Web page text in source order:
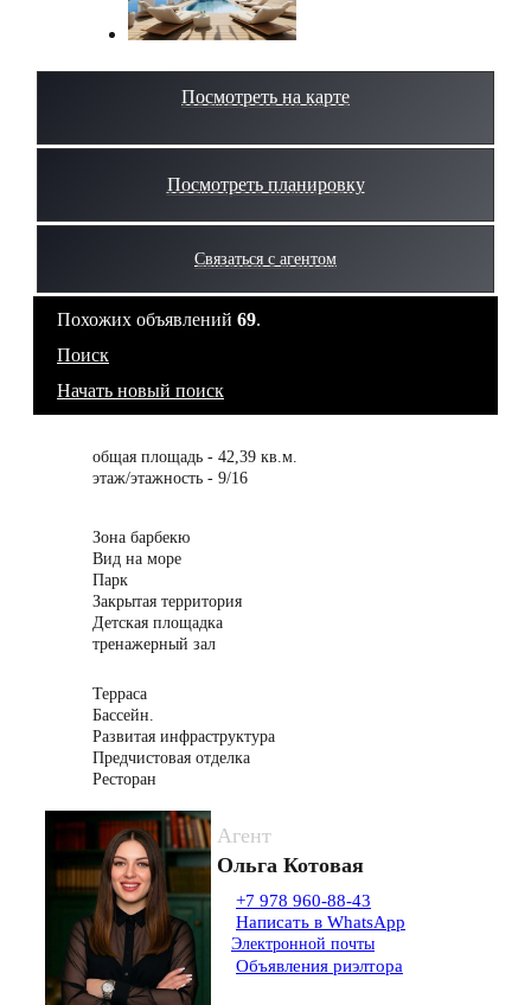
Посмотреть на карте
Посмотреть планировку
Связаться с агентом
Похожих объявлений 69.
Поиск
Начать новый поиск
общая площадь - 42,39 кв.м.
этаж/этажность - 9/16
Зона барбекю
Вид на море
Парк
Закрытая территория
Детская площадка
тренажерный зал
Терраса
Бассейн.
Развитая инфраструктура
Предчистовая отделка
Ресторан
Агент
Ольга Котовая
+7 978 960-88-43
Написать в WhatsApp
Электронной почты
Объявления риэлтора